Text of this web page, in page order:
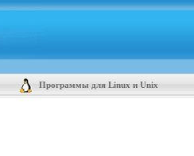
Программы для Linux и Unix